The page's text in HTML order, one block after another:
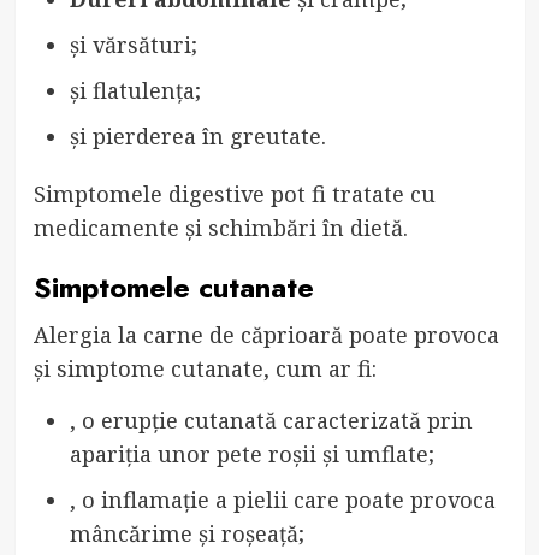
și vărsături;
și flatulența;
și pierderea în greutate.
Simptomele digestive pot fi tratate cu
medicamente și schimbări în dietă.
Simptomele cutanate
Alergia la carne de căprioară poate provoca
și simptome cutanate, cum ar fi:
, o erupție cutanată caracterizată prin
apariția unor pete roșii și umflate;
, o inflamație a pielii care poate provoca
mâncărime și roșeață;